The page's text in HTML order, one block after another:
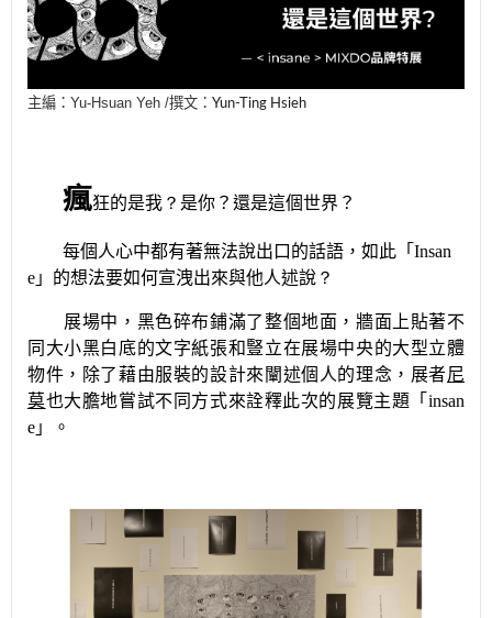
主編：Yu-Hsuan Yeh /撰文： Yun-Ting Hsieh
瘋狂的是我 ？ 是你？還是這個世界？
每個人心中都有著無法說出口的話語，如此「 Insan
e 」的想法要如何宣洩出來與他人述說 ？
展場中，黑色碎布鋪滿了整個地面，牆面上貼著不
同大小黑白底的文字紙張和豎立在展場中央的大型立體
物件，除了藉由服裝的設計來闡述個人的理念，展者尼
莫也大膽地嘗試不同方式來詮釋此次的展覽主題「insan
e 」。